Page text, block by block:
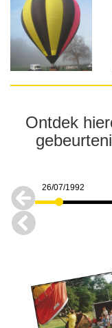
Ontdek
26/07/1992